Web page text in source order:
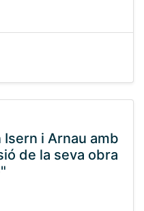
i Arnau amb
de la seva obra